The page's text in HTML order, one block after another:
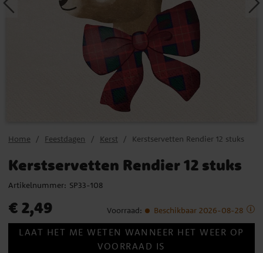
Home Feestdagen Kerst Kerstservetten Rendier 12 stuks
Kerstservetten Rendier 12 stuks
Artikelnummer: SP33-108
Prijs: € 2,49
€ 2,49 Voorraad: Beschikbaar 2026-08-28
LAAT HET ME WETEN WANNEER HET WEER OP
VOORRAAD IS